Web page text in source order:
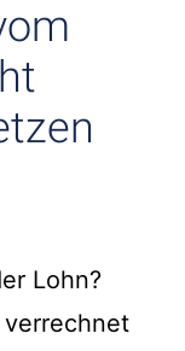
Lohn?
verrechnet